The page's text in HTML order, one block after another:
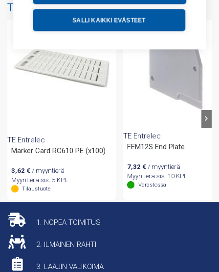
SALLI KAIKKI EVÄSTEET
Tuotteita samalta valmistajalta
TE Entrelec
Marker Card RC610 PE (x100)
3,62 €/ myyntierä
Myyntierä sis. 5 KPL
Tilaustuote
TE Entrelec
FEM12S End Plate
7,32 € / myyntierä
Myyntierä sis. 10 KPL
Varastossa
1. NOPEA TOIMITUS
2. ILMAINEN RAHTI
3. LAAJIN VALIKOIMA